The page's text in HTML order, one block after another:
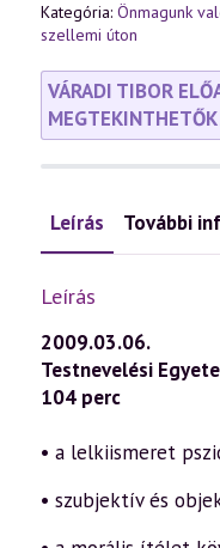
Kategória: Önmagunk
szellemi úton
VÁRADI TIBOR
Leírás További
Leírás
2009.03.06.
Testnevelési
104 perc
• a lelkiismeret
• szubjektív és